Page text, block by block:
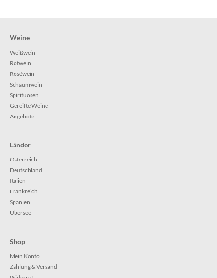
Weine
Weißwein
Rotwein
Roséwein
Schaumwein
Spirituosen
Gereifte Weine
Angebote
Länder
Österreich
Deutschland
Italien
Frankreich
Spanien
Übersee
Shop
Mein Konto
Zahlung & Versand